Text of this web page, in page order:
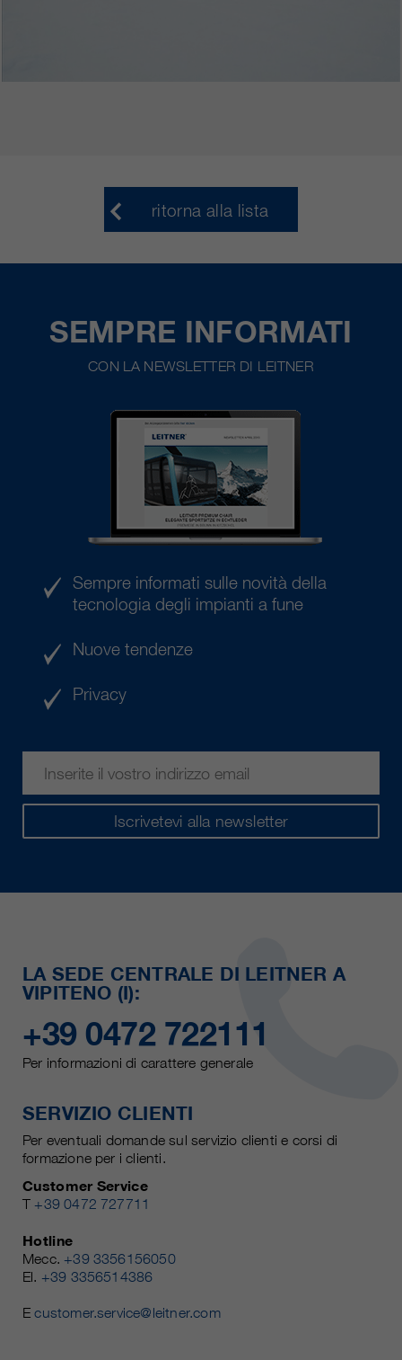
ritorna alla lista
SEMPRE INFORMATI
CON LA NEWSLETTER DI LEITNER
Iscrivetevi alla newsletter
Sempre informati sulle novità della
tecnologia degli impianti a fune
Nuove tendenze
Privacy
LA SEDE CENTRALE DI LEITNER A
VIPITENO (I):
+39 0472 722111
Per informazioni di carattere generale
SERVIZIO CLIENTI
Per eventuali domande sul servizio clienti e corsi di
formazione per i clienti.
Customer Service
T +39 0472 727711
Hotline
Mecc. +39 3356156050
El. +39 3356514386
Ecustomer.service@leitner.com